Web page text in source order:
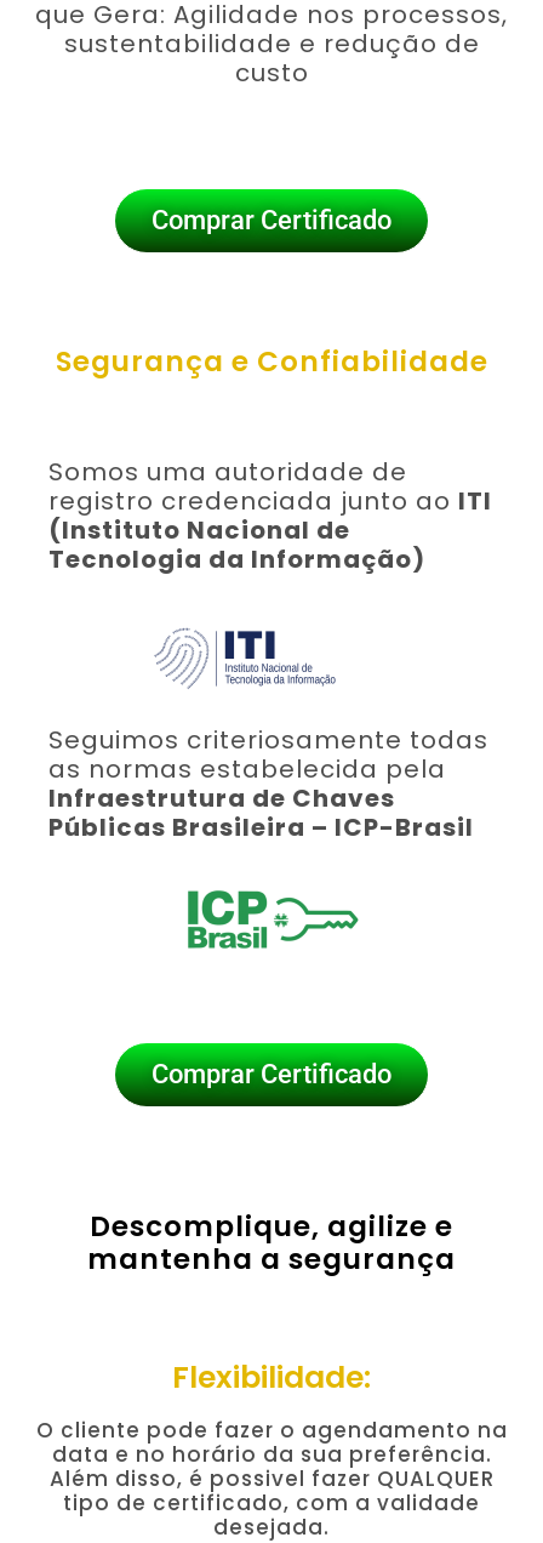
que Gera: Agilidade nos processos,
sustentabilidade e redução de
custo
Comprar Certificado
Segurança e Confiabilidade
Somos uma autoridade de
registro credenciada junto ao ITI
(Instituto Nacional de
Tecnologia da Informação)
Seguimos criteriosamente todas
as normas estabelecida pela
Infraestrutura de Chaves
Públicas Brasileira – ICP-Brasil
Comprar Certificado
Descomplique, agilize e
mantenha a segurança
Flexibilidade:
O cliente pode fazer o agendamento na
data e no horário da sua preferência.
Além disso, é possivel fazer QUALQUER
tipo de certificado, com a validade
desejada.